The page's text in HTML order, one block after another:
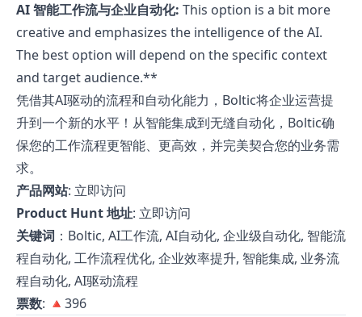
AI 智能工作流与企业自动化: This option is a bit more
creative and emphasizes the intelligence of the AI.
The best option will depend on the specific context
and target audience.**
凭借其AI驱动的流程和自动化能力，Boltic将企业运营提
升到一个新的水平！从智能集成到无缝自动化，Boltic确
保您的工作流程更智能、更高效，并完美契合您的业务需
求。
产品网站: 立即访问
Product Hunt 地址: 立即访问
关键词 ：Boltic, AI工作流, AI自动化, 企业级自动化, 智能流
程自动化, 工作流程优化, 企业效率提升, 智能集成, 业务流
程自动化, AI驱动流程
票数: 🔺396